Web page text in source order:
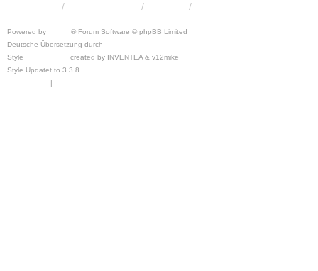
Powered by
® Forum Software © phpBB Limited
Deutsche Übersetzung durch
Style
created by INVENTEA & v12mike
Style Updatet to 3.3.8
|